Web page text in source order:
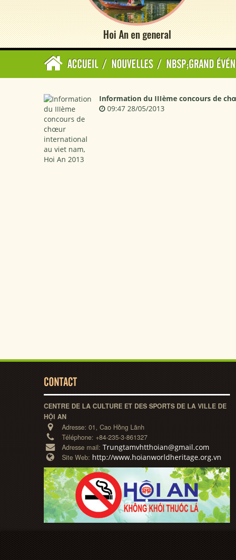
Hoi An en general
ACCUEIL / NOUVELLES / NBSP;GRAND
Information du IIIème concours de
09:47 28/05/2013
CONTACT
CENTRE DE LA CULTURE ET DES SPORTS DE LA VILLE DE
HỘI AN
Adresse: 01, Cao Hồng Lãnh
Téléphone: +84-235-3-861327
Adresse mail: Trungtamvhtthoian@gmail.com
Site Web: http://www.hoianworldheritage.org.vn